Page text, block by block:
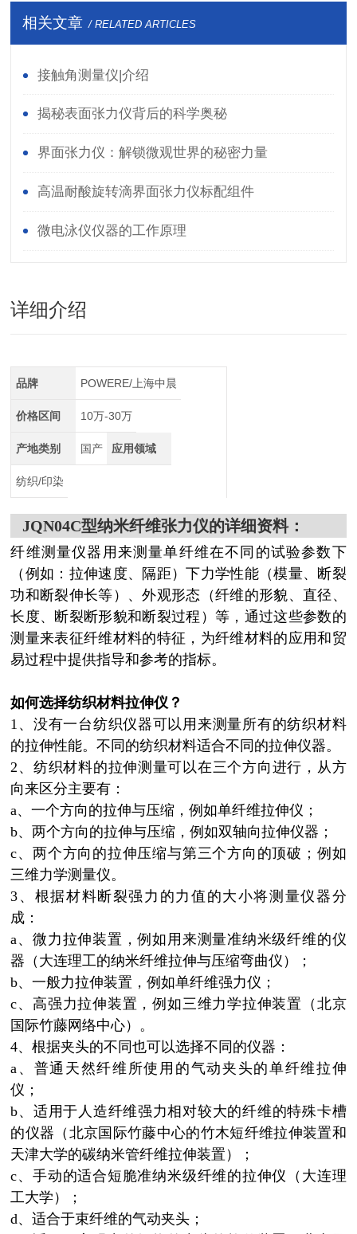
相关文章 / RELATED ARTICLES
接触角测量仪|介绍
揭秘表面张力仪背后的科学奥秘
界面张力仪：解锁微观世界的秘密力量
高温耐酸旋转滴界面张力仪标配组件
微电泳仪仪器的工作原理
详细介绍
品牌 POWERE/上海中晨
价格区间 10万-30万
产地类别 国产 应用领域
纺织/印染
JQN04C型纳米纤维张力仪的详细资料：
纤维测量仪器用来测量单纤维在不同的试验参数下
（例如：拉伸速度、隔距）下力学性能（模量、断裂
功和断裂伸长等）、外观形态（纤维的形貌、直径、
长度、断裂断形貌和断裂过程）等，通过这些参数的
测量来表征纤维材料的特征，为纤维材料的应用和贸
易过程中提供指导和参考的指标。
如何选择纺织材料拉伸仪？
1、没有一台纺织仪器可以用来测量所有的纺织材料
的拉伸性能。不同的纺织材料适合不同的拉伸仪器。
2、纺织材料的拉伸测量可以在三个方向进行，从方
向来区分主要有：
a、一个方向的拉伸与压缩，例如单纤维拉伸仪；
b、两个方向的拉伸与压缩，例如双轴向拉伸仪器；
c、两个方向的拉伸压缩与第三个方向的顶破；例如
三维力学测量仪。
3、根据材料断裂强力的力值的大小将测量仪器分
成：
a、微力拉伸装置，例如用来测量准纳米级纤维的仪
器（大连理工的纳米纤维拉伸与压缩弯曲仪）；
b、一般力拉伸装置，例如单纤维强力仪；
c、高强力拉伸装置，例如三维力学拉伸装置（北京
国际竹藤网络中心）。
4、根据夹头的不同也可以选择不同的仪器：
a、普通天然纤维所使用的气动夹头的单纤维拉伸
仪；
b、适用于人造纤维强力相对较大的纤维的特殊卡槽
的仪器（北京国际竹藤中心的竹木短纤维拉伸装置和
天津大学的碳纳米管纤维拉伸装置）；
c、手动的适合短脆准纳米级纤维的拉伸仪（大连理
工大学）；
d、适合于束纤维的气动夹头；